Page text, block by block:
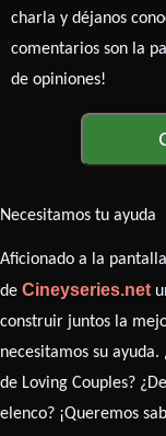
charla y déjanos
comentarios son la
de opiniones!
Necesitamos tu ayuda
Aficionado a la
de Cineyseries.net
construir juntos la
necesitamos su
de Loving Couples?
elenco? ¡Queremos